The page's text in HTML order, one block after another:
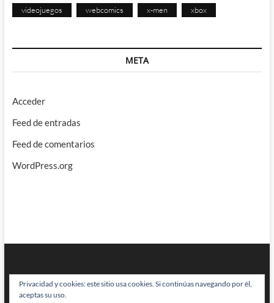
videojuegos webcomics x-men xbox
META
Acceder
Feed de entradas
Feed de comentarios
WordPress.org
Privacidad y cookies: este sitio usa cookies. Si continúas navegando por él,
aceptas su uso.